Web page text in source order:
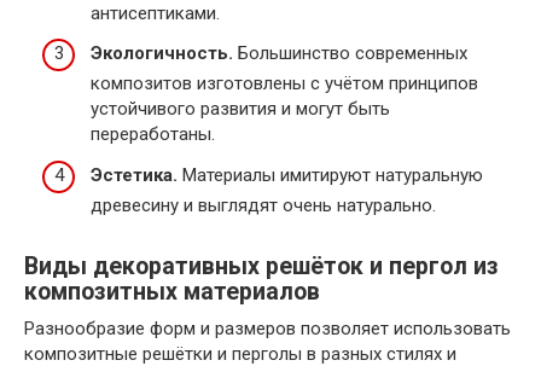
антисептиками.
Экологичность. Большинство современных
композитов изготовлены с учётом принципов
устойчивого развития и могут быть
переработаны.
Эстетика. Материалы имитируют натуральную
древесину и выглядят очень натурально.
Виды декоративных решёток и пергол из
композитных материалов
Разнообразие форм и размеров позволяет использовать
композитные решётки и перголы в разных стилях и